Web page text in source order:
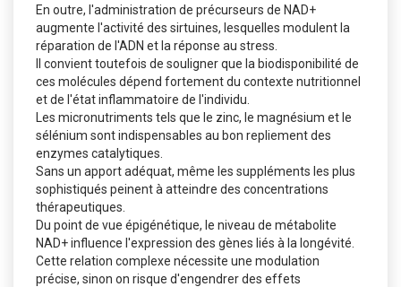
En outre, l'administration de précurseurs de NAD+
augmente l'activité des sirtuines, lesquelles modulent la
réparation de l'ADN et la réponse au stress.
Il convient toutefois de souligner que la biodisponibilité de
ces molécules dépend fortement du contexte nutritionnel
et de l'état inflammatoire de l'individu.
Les micronutriments tels que le zinc, le magnésium et le
sélénium sont indispensables au bon repliement des
enzymes catalytiques.
Sans un apport adéquat, même les suppléments les plus
sophistiqués peinent à atteindre des concentrations
thérapeutiques.
Du point de vue épigénétique, le niveau de métabolite
NAD+ influence l'expression des gènes liés à la longévité.
Cette relation complexe nécessite une modulation
précise, sinon on risque d'engendrer des effets